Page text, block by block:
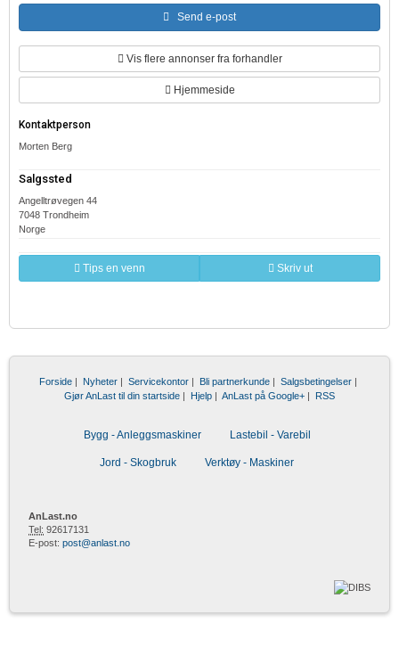
Send e-post
Vis flere annonser fra forhandler
Hjemmeside
Kontaktperson
Morten Berg
Salgssted
Angelltrøvegen 44
7048 Trondheim
Norge
Tips en venn Skriv ut
Forside | Nyheter | Servicekontor | Bli partnerkunde | Salgsbetingelser |
Gjør AnLast til din startside | Hjelp | AnLast på Google+ | RSS
Bygg - Anleggsmaskiner Lastebil - Varebil
Jord - Skogbruk Verktøy - Maskiner
AnLast.no
Tel: 92617131
E-post: post@anlast.no